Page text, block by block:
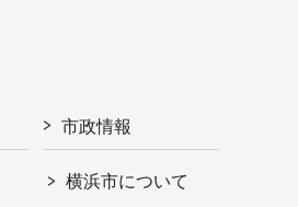
市政情報
横浜市について